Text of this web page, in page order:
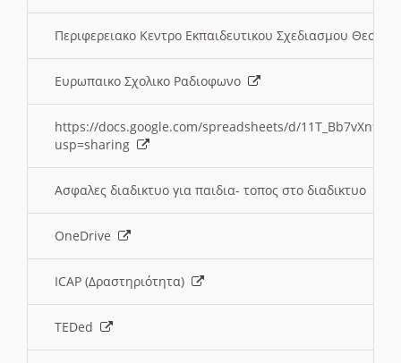
Περιφερειακο Κεντρο Εκπαιδευτικου Σχεδιασμου
Ευρωπαικο Σχολικο Ραδιοφωνο
https://docs.google.com/spreadsheets/d/
usp=sharing
Ασφαλες διαδικτυο για παιδια- τοπος στο διαδικτυο
OneDrive
ICAP (Δραστηριότητα)
TEDed